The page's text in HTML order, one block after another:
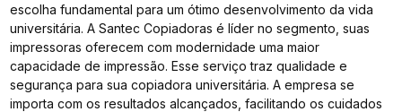
escolha fundamental para um ótimo desenvolvimento da vida
universitária. A Santec Copiadoras é líder no segmento, suas
impressoras oferecem com modernidade uma maior
capacidade de impressão. Esse serviço traz qualidade e
segurança para sua copiadora universitária. A empresa se
importa com os resultados alcançados, facilitando os cuidados